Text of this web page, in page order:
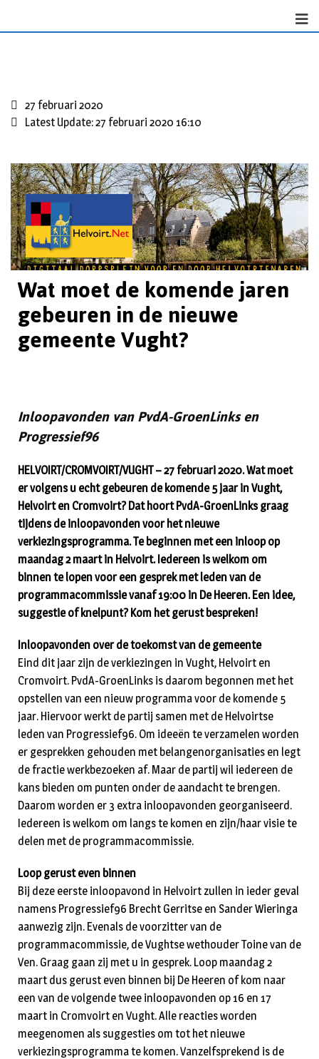
27 februari 2020
Latest Update: 27 februari 2020 16:10
Wat moet de komende jaren
gebeuren in de nieuwe
gemeente Vught?
Inloopavonden van PvdA-GroenLinks en
Progressief96
HELVOIRT/CROMVOIRT/VUGHT – 27 februari 2020. Wat moet
er volgens u echt gebeuren de komende 5 jaar in Vught,
Helvoirt en Cromvoirt? Dat hoort PvdA-GroenLinks graag
tijdens de inloopavonden voor het nieuwe
verkiezingsprogramma. Te beginnen met een inloop op
maandag 2 maart in Helvoirt. Iedereen is welkom om
binnen te lopen voor een gesprek met leden van de
programmacommissie vanaf 19:00 in De Heeren. Een idee,
suggestie of knelpunt? Kom het gerust bespreken!
Inloopavonden over de toekomst van de gemeente
Eind dit jaar zijn de verkiezingen in Vught, Helvoirt en
Cromvoirt. PvdA-GroenLinks is daarom begonnen met het
opstellen van een nieuw programma voor de komende 5
jaar. Hiervoor werkt de partij samen met de Helvoirtse
leden van Progressief96. Om ideeën te verzamelen worden
er gesprekken gehouden met belangenorganisaties en legt
de fractie werkbezoeken af. Maar de partij wil iedereen de
kans bieden om punten onder de aandacht te brengen.
Daarom worden er 3 extra inloopavonden georganiseerd.
Iedereen is welkom om langs te komen en zijn/haar visie te
delen met de programmacommissie.
Loop gerust even binnen
Bij deze eerste inloopavond in Helvoirt zullen in ieder geval
namens Progressief96 Brecht Gerritse en Sander Wieringa
aanwezig zijn. Evenals de voorzitter van de
programmacommissie, de Vughtse wethouder Toine van de
Ven. Graag gaan zij met u in gesprek. Loop maandag 2
maart dus gerust even binnen bij De Heeren of kom naar
een van de volgende twee inloopavonden op 16 en 17
maart in Cromvoirt en Vught. Alle reacties worden
meegenomen als suggesties om tot het nieuwe
verkiezingsprogramma te komen. Vanzelfsprekend is de